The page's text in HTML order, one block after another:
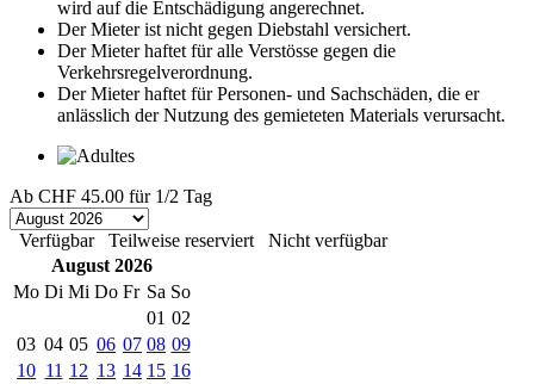
wird auf die Entschädigung angerechnet.
Der Mieter ist nicht gegen Diebstahl versichert.
Der Mieter haftet für alle Verstösse gegen die
Verkehrsregelverordnung.
Der Mieter haftet für Personen- und Sachschäden, die er
anlässlich der Nutzung des gemieteten Materials verursacht.
Ab CHF 45.00 für 1/2 Tag
Verfügbar Teilweise reserviert
Nicht verfügbar
August 2026
Mo Di Mi Do Fr Sa So
01 02
03 04 05 06 07 08 09
10 11 12 13 14 15 16